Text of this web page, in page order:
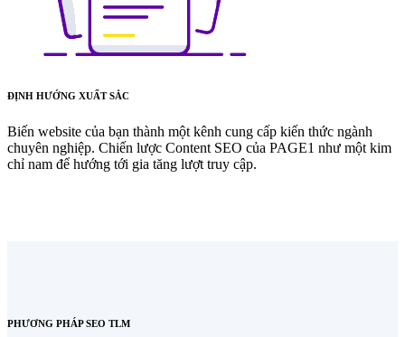
ĐỊNH HƯỚNG XUẤT SẮC
Biến website của bạn thành một kênh cung cấp kiến thức ngành
chuyên nghiệp. Chiến lược Content SEO của PAGE1 như một kim
chỉ nam để hướng tới gia tăng lượt truy cập.
PHƯƠNG PHÁP SEO TLM